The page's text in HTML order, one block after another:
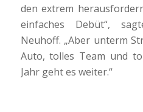
den extrem
einfaches Debüt“,
Neuhoff. „Aber unterm
Auto, tolles Team und
Jahr geht es weiter.“